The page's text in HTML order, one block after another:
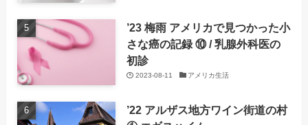
’23 梅雨 アメリカで見つかった小
さな癌の記録 ⑩ / 乳腺外科医の
初診
2023-08-11 アメリカ生活
’22 アルザス地方ワイン街道の村